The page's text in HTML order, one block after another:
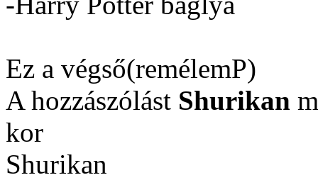
Ez a végső(remélemP)
A hozzászólást Shurikan
kor
Shurikan